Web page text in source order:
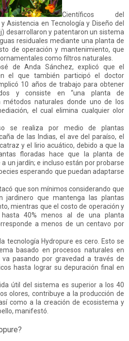
Científicos del
Asistencia en Tecnología y Diseño del
desarrollaron y patentaron un sistema
residuales mediante una planta de
de operación y mantenimiento, que
como filtros naturales.
de Anda Sánchez, explicó que el
el que también participó el doctor
10 años de trabajo para obtener
y consiste en “una planta de
naturales donde uno de los
el cual elimina cualquier olor
se realiza por medio de plantas
de las Indias, el ave del paraíso, el
y el lirio acuático, debido a que la
floradas hace que la planta de
un jardín; e incluso están por probarse
esperando que puedan adaptarse
que son mínimos considerando que
jardinero que mantenga las plantas
mientras que el costo de operación y
40% menos al de una planta
a menos de un centavo por
tecnología Hydropure es cero. Esto se
basado en procesos naturales en
pasando por gravedad a través de
hasta lograr su depuración final en
útil del sistema es superior a los 40
olores, contribuye a la producción de
como a la creación de ecosistema y
manifestó.